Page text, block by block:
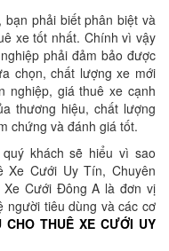
phải biết phân biệt và
xe tốt nhất. Chính vì vậy
phải đảm bảo được
chọn, chất lượng xe mới
nghiệp, giá thuê xe cạnh
thương hiệu, chất lượng
chứng và đánh giá tốt.
khách sẽ hiểu vì sao
Xe Cưới Uy Tín, Chuyên
Cưới Đông A là đơn vị
người tiêu dùng và các cơ
CHO THUÊ XE CƯỚI UY